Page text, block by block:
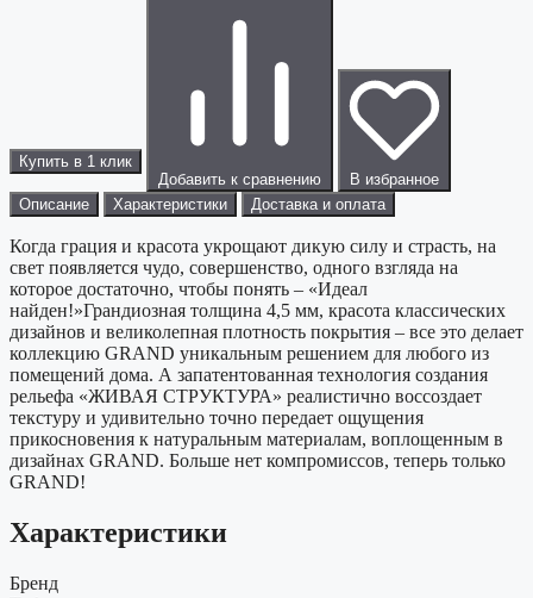
Купить в 1 клик
Добавить к сравнению
В избранное
Описание
Характеристики Доставка и оплата
Когда грация и красота укрощают дикую силу и страсть, на
свет появляется чудо, совершенство, одного взгляда на
которое достаточно, чтобы понять – «Идеал
найден!»Грандиозная толщина 4,5 мм, красота классических
дизайнов и великолепная плотность покрытия – все это делает
коллекцию GRAND уникальным решением для любого из
помещений дома. А запатентованная технология создания
рельефа «ЖИВАЯ СТРУКТУРА» реалистично воссоздает
текстуру и удивительно точно передает ощущения
прикосновения к натуральным материалам, воплощенным в
дизайнах GRAND. Больше нет компромиссов, теперь только
GRAND!
Характеристики
Бренд